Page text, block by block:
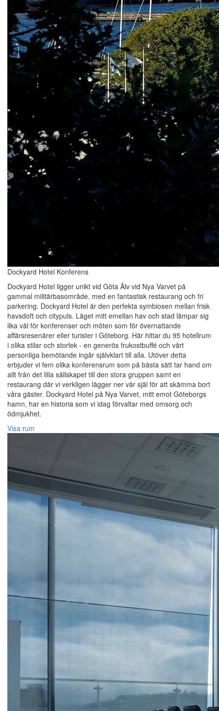
Dockyard Hotel Konferens
Dockyard Hotel ligger unikt vid Göta Älv vid Nya Varvet på
gammal militärbasområde, med en fantastisk restaurang och fri
parkering. Dockyard Hotel är den perfekta symbiosen mellan frisk
havsdoft och citypuls. Läget mitt emellan hav och stad lämpar sig
lika väl för konferenser och möten som för övernattande
affärsresenärer eller turister i Göteborg. Här hittar du 95 hotellrum
i olika stilar och storlek - en generös frukostbuffé och vårt
personliga bemötande ingår självklart till alla. Utöver detta
erbjuder vi fem olika konferensrum som på bästa sätt tar hand om
allt från det lilla sällskapet till den stora gruppen samt en
restaurang där vi verkligen lägger ner vår själ för att skämma bort
våra gäster. Dockyard Hotel på Nya Varvet, mitt emot Göteborgs
hamn, har en historia som vi idag förvaltar med omsorg och
ödmjukhet.
Visa rum